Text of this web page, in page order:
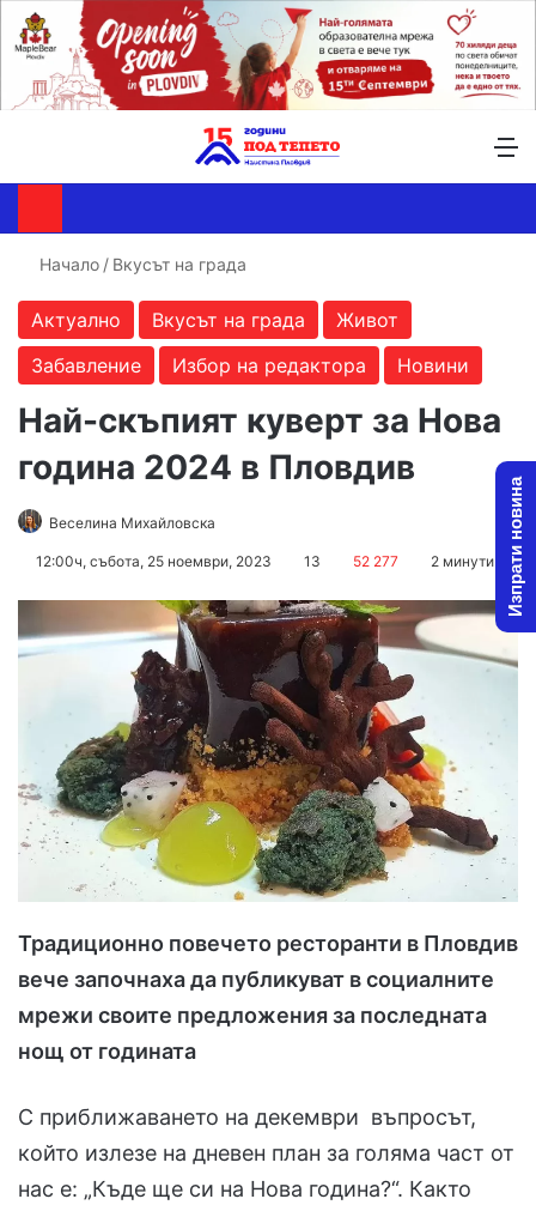
Начало / Вкусът на града
Актуално Вкусът на града
Живот
Забавление
Избор на редактора Новини
Най-скъпият куверт за Нова
година 2024 в Пловдив
Веселина Михайловска
12:00ч, събота, 25 ноември, 2023 13 52 277 2 минути
Традиционно повечето ресторанти в Пловдив
вече започнаха да публикуват в социалните
мрежи своите предложения за последната
нощ от годината
С приближаването на декември въпросът,
който излезе на дневен план за голяма част от
нас е: „Къде ще си на Нова година?“. Както
Изпрати новина